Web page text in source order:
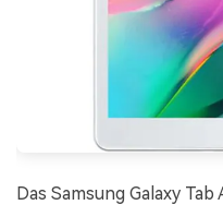
Das Samsung Galaxy